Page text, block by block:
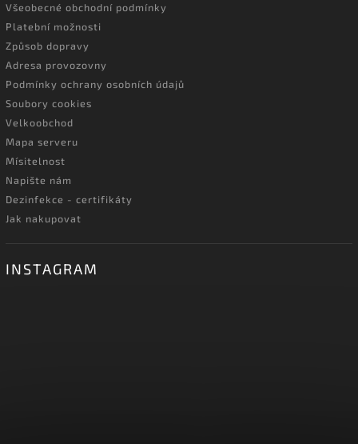
Všeobecné obchodní podmínky
Platební možnosti
Způsob dopravy
Adresa provozovny
Podmínky ochrany osobních údajů
Soubory cookies
Velkoobchod
Mapa serveru
Mísitelnost
Napište nám
Dezinfekce - certifikáty
Jak nakupovat
INSTAGRAM